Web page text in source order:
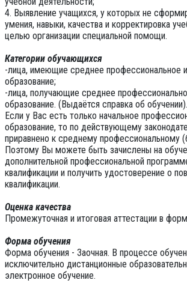
4. Выявление учащихся, у которых не
уме­ния, навыки, качества и корректировка
целью орга­низации специальной помощи.
Категории обучающихся
-лица, имеющие среднее профессиональное
образование;
-лица, получающие среднее
образование. (Выдаётся справка об обучении).
Если у Вас есть только начальное
образование, то по действующему
приравнено к среднему профессиональному
Поэтому Вы можете быть зачислены на
дополнительной профессиональной
квалификации и получить удостоверение о
квалификации.
Оценка качества
Промежуточная и итоговая аттестации в
Форма обучения
Форма обучения - Заочная. В процессе
исключительно дистанционные
электронное обучение.